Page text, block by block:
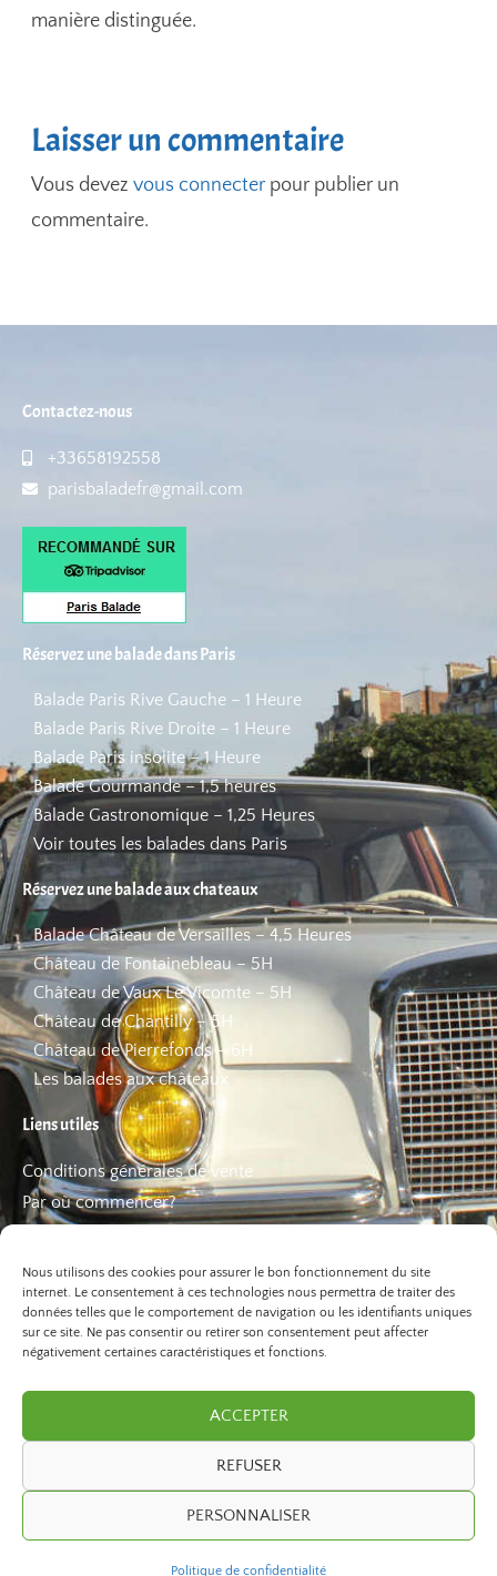
Nous utilisons des cookies pour assurer le bon fonctionnement du site
internet. Le consentement à ces technologies nous permettra de traiter des
données telles que le comportement de navigation ou les identifiants uniques
sur ce site. Ne pas consentir ou retirer son consentement peut affecter
négativement certaines caractéristiques et fonctions.
ACCEPTER
REFUSER
PERSONNALISER
Politique de confidentialité
manière distinguée.
Laisser un commentaire
Vous devezvous connecterpour publier un
commentaire.
Contactez-nous
+33658192558
parisbaladefr@gmail.com
Réservez une balade dans Paris
Balade Paris Rive Gauche – 1 Heure
Balade Paris Rive Droite – 1 Heure
Balade Paris insolite – 1 Heure
Balade Gourmande – 1,5 heures
Balade Gastronomique – 1,25 Heures
Voir toutes les balades dans Paris
Réservez une balade aux chateaux
Balade Château de Versailles – 4,5 Heures
Château de Fontainebleau – 5H
Château de Vaux Le Vicomte – 5H
Château de Chantilly – 5H
Château de Pierrefonds – 6H
Les balades aux châteaux
Liens utiles
Conditions générales de vente
Par où commencer?
Les bons plans
©2026 Paris Balade. Tous droits réservé.